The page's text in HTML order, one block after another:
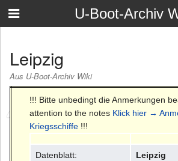
U-Boot-Archiv
Leipzig
Aus U-Boot-Archiv Wiki
!!! Bitte unbedingt die Anmerkungen
attention to the notes Klick hier →
Kriegsschiffe !!!
Datenblatt: Leipzig